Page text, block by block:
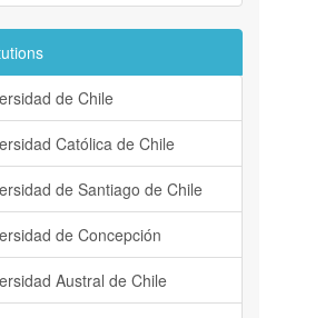
de Chile
Católica de Chile
de Santiago de Chile
de Concepción
Austral de Chile